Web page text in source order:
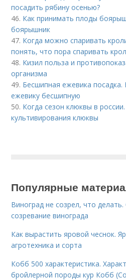
посадить рябину осенью?
46. Как принимать плоды
боярышник
47. Когда можно спаривать
понять, что пора спаривать
48. Кизил польза и
организма
49. Бесшипная ежевика посадка.
ежевику бесшипную
50. Когда сезон клюквы в
культивирования клюквы
Популярные
Виноград не созрел, что
созревание винограда
Как вырастить яровой чеснок.
агротехника и сорта
Кобб 500 характеристика.
бройлерной породы кур Кобб